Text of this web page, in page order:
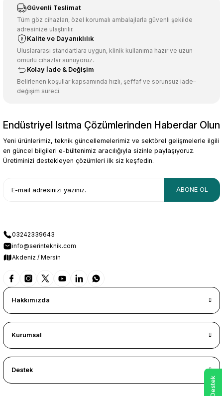
Ürün resmi kalitesiz, bozuk veya görüntülenemiyor.
Ürün açıklamasında eksik bilgiler bulunuyor.
Ürün bilgilerinde hatalar bulunuyor.
Ürün fiyatı diğer sitelerden daha pahalı.
Bu ürüne benzer farklı alternatifler olmalı.
Gönder
Güvenli Teslimat
Tüm göz cihazları, özel korumalı ambalajlarla güvenli şekilde
adresinize ulaştırılır.
Kalite ve Dayanıklılık
Uluslararası standartlara uygun, klinik kullanıma hazır ve uzun
ömürlü cihazlar sunuyoruz.
Kolay İade & Değişim
Belirlenen koşullar kapsamında hızlı, şeffaf ve sorunsuz iade–
değişim süreci.
Endüstriyel Isıtma Çözümlerinden Haberdar Olun
Yeni ürünlerimiz, teknik güncellemelerimiz ve sektörel gelişmelerle ilgili
en güncel bilgileri e-bültenimiz aracılığıyla sizinle paylaşıyoruz.
Üretiminizi destekleyen çözümleri ilk siz keşfedin.
ABONE OL
03242339643
info@serinteknik.com
Akdeniz / Mersin
Hakkımızda
Kurumsal
Destek